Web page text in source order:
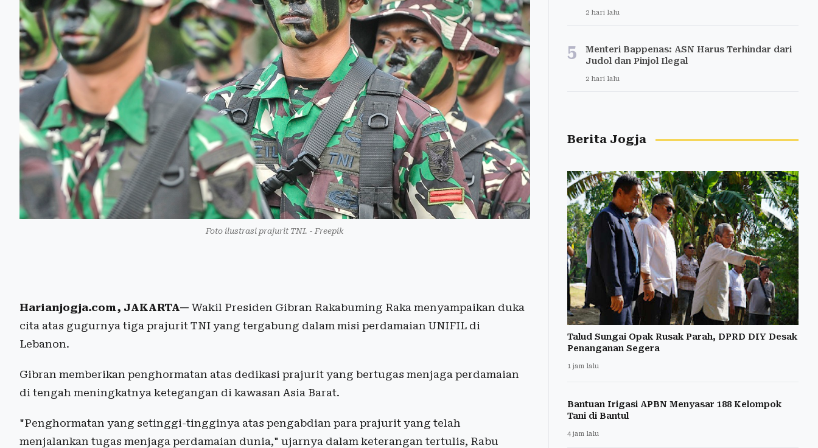
Foto ilustrasi prajurit TNI. - Freepik
Harianjogja.com, JAKARTA— Wakil Presiden Gibran Rakabuming Raka menyampaikan duka
cita atas gugurnya tiga prajurit TNI yang tergabung dalam misi perdamaian UNIFIL di
Lebanon.
Gibran memberikan penghormatan atas dedikasi prajurit yang bertugas menjaga perdamaian
di tengah meningkatnya ketegangan di kawasan Asia Barat.
"Penghormatan yang setinggi-tingginya atas pengabdian para prajurit yang telah
menjalankan tugas menjaga perdamaian dunia," ujarnya dalam keterangan tertulis, Rabu
2 hari lalu
5
Menteri Bappenas: ASN Harus Terhindar dari
Judol dan Pinjol Ilegal
2 hari lalu
Berita Jogja
Talud Sungai Opak Rusak Parah, DPRD DIY Desak
Penanganan Segera
1 jam lalu
Bantuan Irigasi APBN Menyasar 188 Kelompok
Tani di Bantul
4 jam lalu